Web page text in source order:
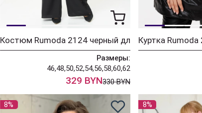
Костюм Rumoda 2124 черный дл
Размеры:
46,48,50,52,54,56,58,60,62
329 BYN330 BYN
Куртка
8% 8%